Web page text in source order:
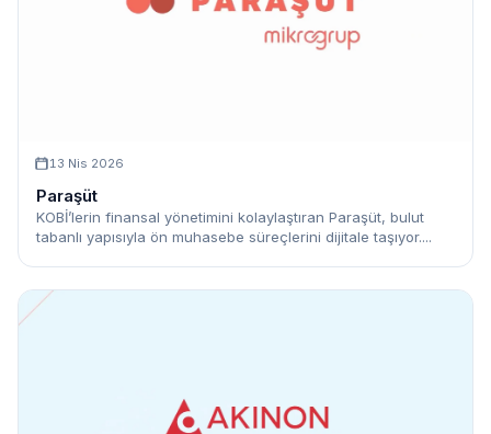
13 Nis 2026
Paraşüt
KOBİ’lerin finansal yönetimini kolaylaştıran Paraşüt, bulut
tabanlı yapısıyla ön muhasebe süreçlerini dijitale taşıyor....